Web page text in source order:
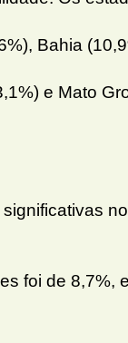
Bahia
e Mato
foi de 8,7%,